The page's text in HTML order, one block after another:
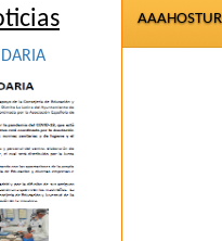
AAAHOSTUR